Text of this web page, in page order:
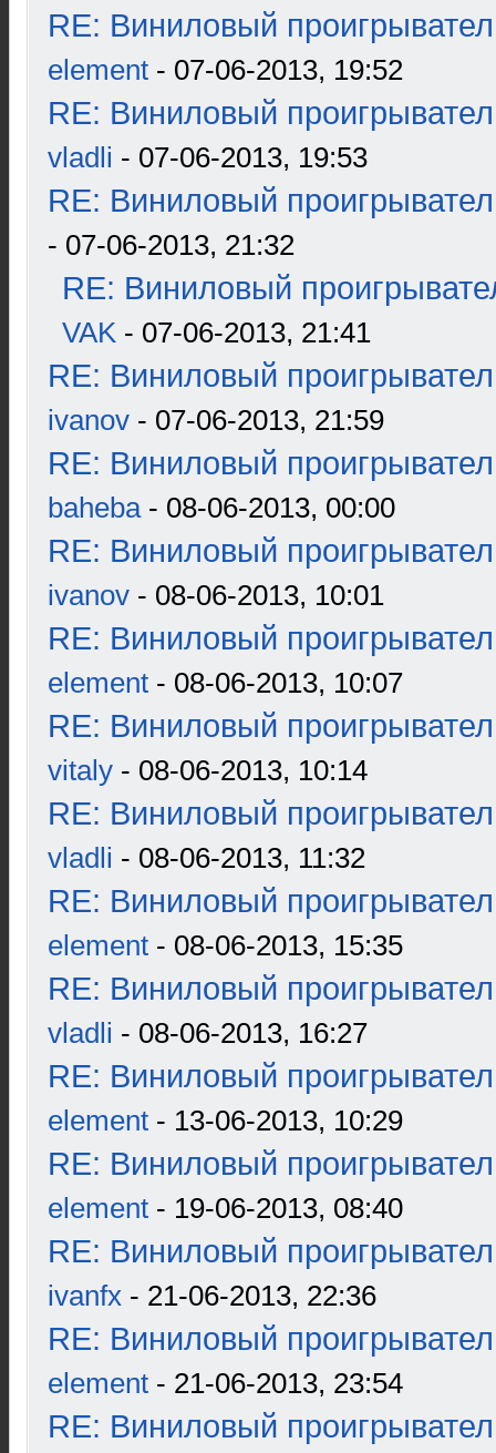
RE: Виниловый
element - 07-06-2013, 19:52
RE: Виниловый
vladli - 07-06-2013, 19:53
RE: Виниловый
- 07-06-2013, 21:32
RE: Виниловый
VAK - 07-06-2013, 21:41
RE: Виниловый
ivanov - 07-06-2013, 21:59
RE: Виниловый
baheba- 08-06-2013, 00:00
RE: Виниловый
ivanov - 08-06-2013, 10:01
RE: Виниловый
element - 08-06-2013, 10:07
RE: Виниловый
vitaly - 08-06-2013, 10:14
RE: Виниловый
vladli - 08-06-2013, 11:32
RE: Виниловый
element - 08-06-2013, 15:35
RE: Виниловый
vladli - 08-06-2013, 16:27
RE: Виниловый
element - 13-06-2013, 10:29
RE: Виниловый
element - 19-06-2013, 08:40
RE: Виниловый
ivanfx - 21-06-2013, 22:36
RE: Виниловый
element - 21-06-2013, 23:54
RE: Виниловый